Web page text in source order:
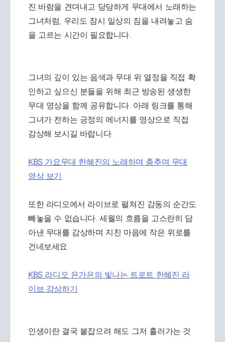
진 바람을 견뎌내고 당당하게 무대에서 노래하는
그녀처럼, 우리도 잠시 일상의 짐을 내려놓고 숨
을 고르는 시간이 필요합니다.
그녀의 깊이 있는 음색과 무대 위 열정을 직접 확
인하고 싶으신 분들을 위해 최근 방송된 생생한
무대 영상을 함께 공유합니다. 아래 링크를 통해
그녀가 전하는 긍정의 에너지를 영상으로 직접
감상해 보시길 바랍니다.
KBS 가요무대 한혜진의 노래하며 춤추며 무대
영상 보기
또한 라디오에서 라이브로 펼쳐진 감동의 순간도
빼놓을 수 없습니다. 세월의 흐름을 고스란히 담
아낸 무대를 감상하며 지친 마음에 작은 위로를
건네보세요.
KBS 라디오 은가은의 빛나는 트로트 한혜진 라
이브 감상하기
인생이란 결국 붙잡으려 해도 그저 흘러가는 것